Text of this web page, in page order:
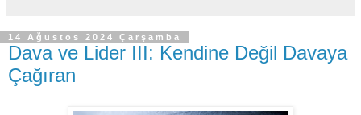
14 Ağustos 2024 Çarşamba
Dava ve Lider III: Kendine Değil Davaya
Çağıran